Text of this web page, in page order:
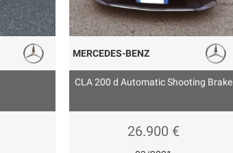
MERCEDES-BENZ
CLA 200 d Automatic Shooting Brake
26.900 €